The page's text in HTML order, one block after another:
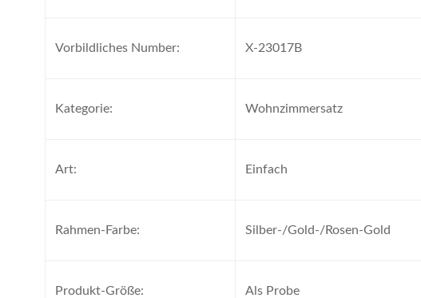
Vorbildliches Number: X-23017B
Kategorie: Wohnzimmersatz
Art: Einfach
Rahmen-Farbe: Silber-/Gold-/Rosen-Gold
Produkt-Größe: Als Probe